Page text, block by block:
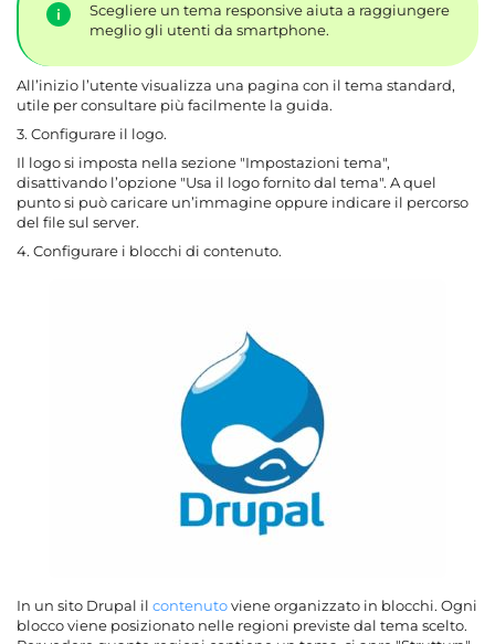
Scegliere un tema responsive aiuta a raggiungere
meglio gli utenti da smartphone.
All’inizio l’utente visualizza una pagina con il tema standard,
utile per consultare più facilmente la guida.
3. Configurare il logo.
Il logo si imposta nella sezione "Impostazioni tema",
disattivando l’opzione "Usa il logo fornito dal tema". A quel
punto si può caricare un’immagine oppure indicare il percorso
del file sul server.
4. Configurare i blocchi di contenuto.
In un sito Drupal il contenutoviene organizzato in blocchi. Ogni
blocco viene posizionato nelle regioni previste dal tema scelto.